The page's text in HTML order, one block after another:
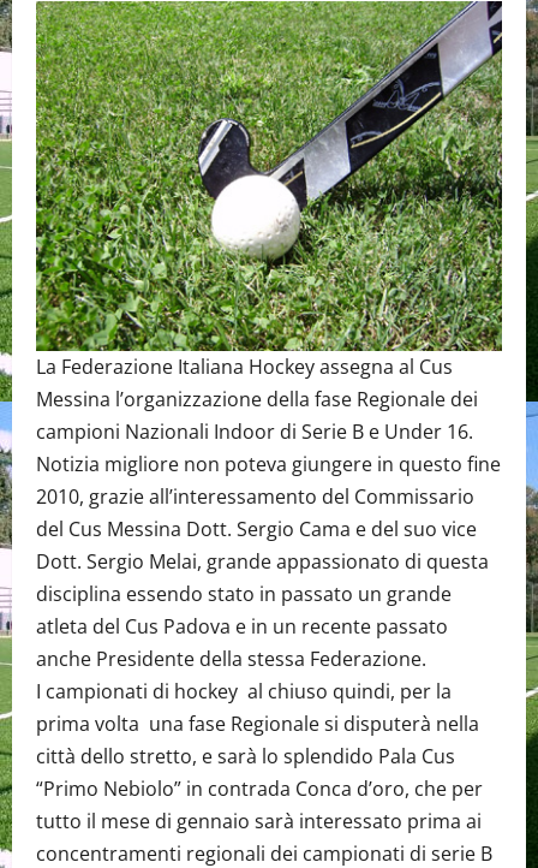
La Federazione Italiana Hockey assegna al Cus
Messina l’organizzazione della fase Regionale dei
campioni Nazionali Indoor di Serie B e Under 16.
Notizia migliore non poteva giungere in questo fine
2010, grazie all’interessamento del Commissario
del Cus Messina Dott. Sergio Cama e del suo vice
Dott. Sergio Melai, grande appassionato di questa
disciplina essendo stato in passato un grande
atleta del Cus Padova e in un recente passato
anche Presidente della stessa Federazione.
I campionati di hockey al chiuso quindi, per la
prima volta una fase Regionale si disputerà nella
città dello stretto, e sarà lo splendido Pala Cus
“Primo Nebiolo” in contrada Conca d’oro, che per
tutto il mese di gennaio sarà interessato prima ai
concentramenti regionali dei campionati di serie B